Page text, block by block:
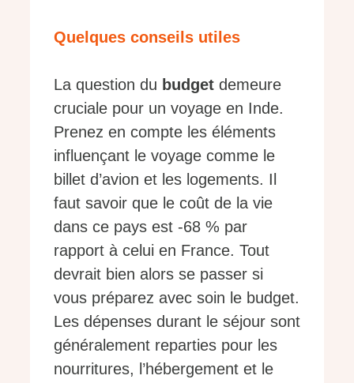
Quelques conseils utiles
La question du budget demeure
cruciale pour un voyage en Inde.
Prenez en compte les éléments
influençant le voyage comme le
billet d’avion et les logements. Il
faut savoir que le coût de la vie
dans ce pays est -68 % par
rapport à celui en France. Tout
devrait bien alors se passer si
vous préparez avec soin le budget.
Les dépenses durant le séjour sont
généralement reparties pour les
nourritures, l’hébergement et le